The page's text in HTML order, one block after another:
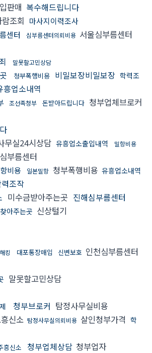
판매 복수해드립니다
람조회 마사지이력조사
센터 심부름센터의뢰비용 서울심부름센터
말못할고민상담
청부폭행비용 비밀보장비밀보장 학력조
흥업소내역
조선족청부 돈받아드립니다 청부업체브로커
무실24시상담 유흥업소출입내역 밀항비용
부름센터
비용 일본밀항 청부폭행비용 유흥업소내역
조작
미수금받아주는곳 진해심부름센터
아주는곳 신상털기
킹 대포통장매입 신변보호 인천심부름센터
말못할고민상담
청부브로커 탐정사무실비용
신소 탐정사무실의뢰비용 살인청부가격 학
흥신소 청부업체상담 청부업자